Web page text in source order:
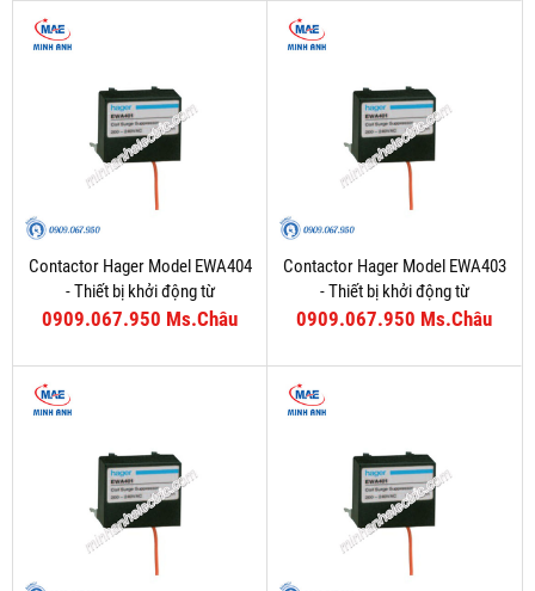
Contactor Hager Model EWA404
- Thiết bị khởi động từ
0909.067.950 Ms.Châu
Contactor Hager Model EWA403
- Thiết bị khởi động từ
0909.067.950 Ms.Châu